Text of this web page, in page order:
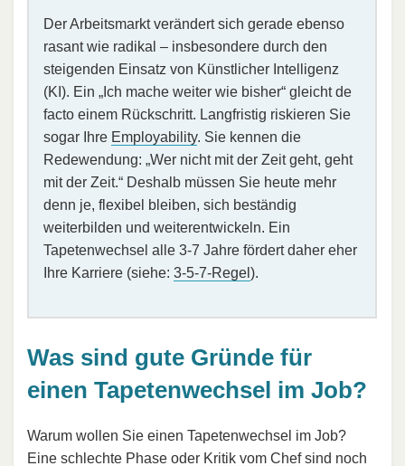
Der Arbeitsmarkt verändert sich gerade ebenso
rasant wie radikal – insbesondere durch den
steigenden Einsatz von Künstlicher Intelligenz
(KI). Ein „Ich mache weiter wie bisher“ gleicht de
facto einem Rückschritt. Langfristig riskieren Sie
sogar Ihre Employability. Sie kennen die
Redewendung: „Wer nicht mit der Zeit geht, geht
mit der Zeit.“ Deshalb müssen Sie heute mehr
denn je, flexibel bleiben, sich beständig
weiterbilden und weiterentwickeln. Ein
Tapetenwechsel alle 3-7 Jahre fördert daher eher
Ihre Karriere (siehe: 3-5-7-Regel ).
Was sind gute Gründe für
einen Tapetenwechsel im Job?
Warum wollen Sie einen Tapetenwechsel im Job?
Eine schlechte Phase oder Kritik vom Chefsind noch